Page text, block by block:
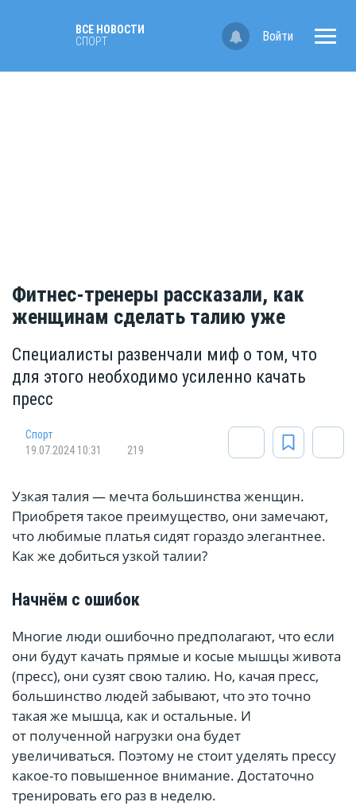
ВСЕ НОВОСТИ
СПОРТ
Войти
Фитнес-тренеры рассказали, как
женщинам сделать талию уже
Специалисты развенчали миф о том, что
для этого необходимо усиленно качать
пресс
Спорт
19.07.2024 10:31
219
Узкая талия — мечта большинства женщин.
Приобретя такое преимущество, они замечают,
что любимые платья сидят гораздо элегантнее.
Как же добиться узкой талии?
Начнём с ошибок
Многие люди ошибочно предполагают, что если
они будут качать прямые и косые мышцы живота
(пресс), они сузят свою талию. Но, качая пресс,
большинство людей забывают, что это точно
такая же мышца, как и остальные. И
от полученной нагрузки она будет
увеличиваться. Поэтому не стоит уделять прессу
какое-то повышенное внимание. Достаточно
тренировать его раз в неделю.